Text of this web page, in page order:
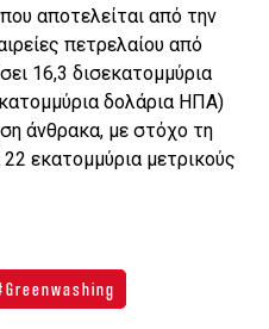
αποτελείται από την
πετρελαίου από
16,3 δισεκατομμύρια
δολάρια ΗΠΑ)
άνθρακα, με στόχο τη
εκατομμύρια μετρικούς
Greenwashing